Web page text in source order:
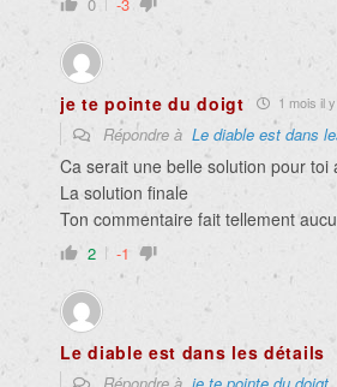
je te pointe du doigt 1 mois il
Répondre à Le diable est dans
Ca serait une belle solution pour toi
La solution finale
Ton commentaire fait tellement
2 -1
Le diable est dans les détails
Répondre à je te pointe du doigt